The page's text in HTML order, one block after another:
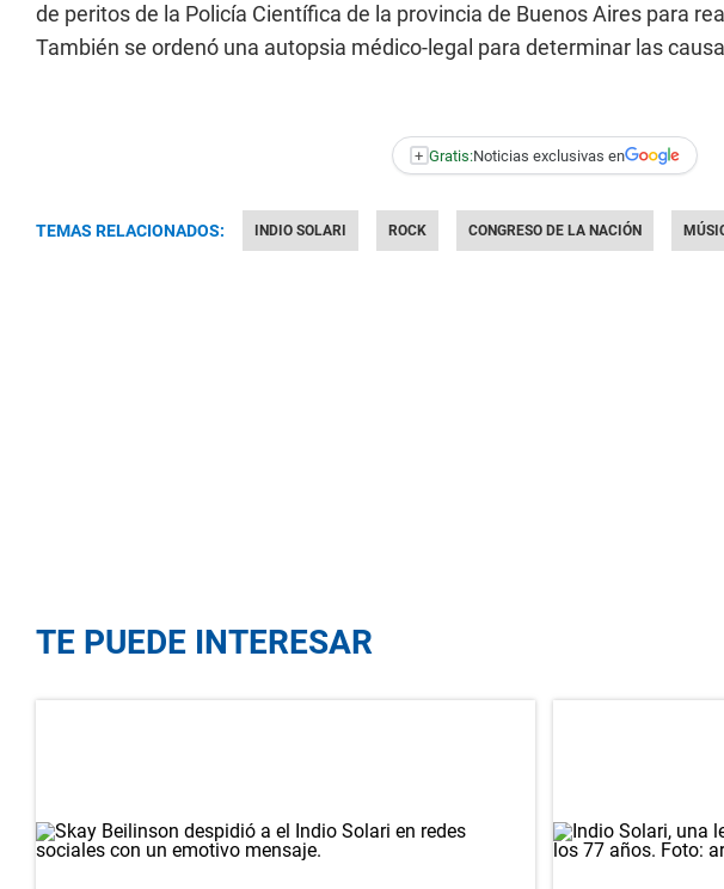
de peritos de la Policía Científica de la provincia de Buenos Aires para
También se ordenó una autopsia médico-legal para determinar las
+ Gratis:Noticias exclusivas en
TEMAS RELACIONADOS: INDIO SOLARI ROCK CONGRESO DE LA NACIÓN
TE PUEDE INTERESAR